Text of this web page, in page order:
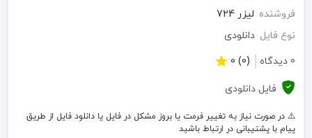
فروشنده لیزر 724
نوع فایل دانلودی
0 دیدگاه
(0) 0
فایل دانلودی
⚠️ در صورت نیاز به تغییر فرمت یا بروز مشکل در فایل یا دانلود فایل از طریق
پیام با پشتیبانی در ارتباط باشید